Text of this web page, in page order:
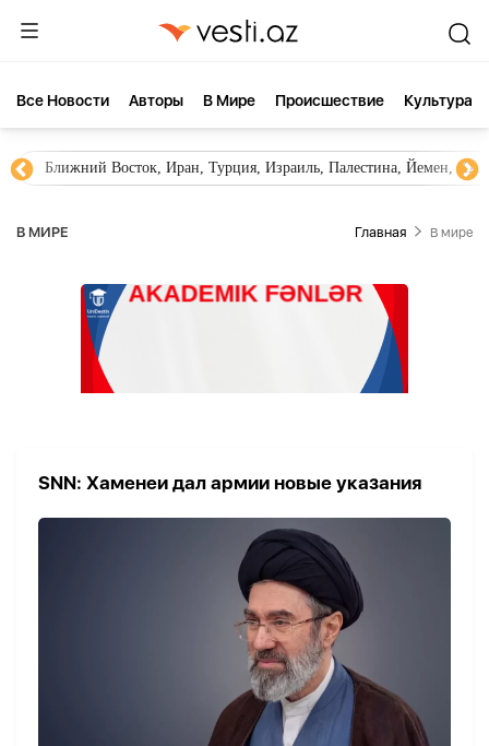
Все Новости Aвторы В Мире Происшествие Культура
Ближний Восток, Иран, Турция, Израиль, Палестина, Йемен,
В МИРЕ Главная В мире
SNN: Хаменеи дал армии новые указания